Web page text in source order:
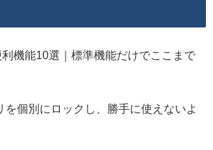
機能10選｜標準機能だけでここまで
を個別にロックし、勝手に使えないよ